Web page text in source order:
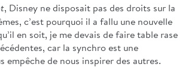
, Disney ne disposait pas des droits sur la
c’est pourquoi il a fallu une nouvelle
en soit, je me devais de faire table rase
car la synchro est une
empêche de nous inspirer des autres.